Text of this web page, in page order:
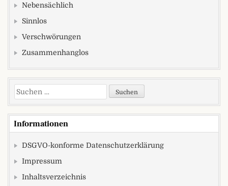
Nebensächlich
Sinnlos
Verschwörungen
Zusammenhanglos
Suchen nach:
Informationen
DSGVO-konforme Datenschutzerklärung
Impressum
Inhaltsverzeichnis